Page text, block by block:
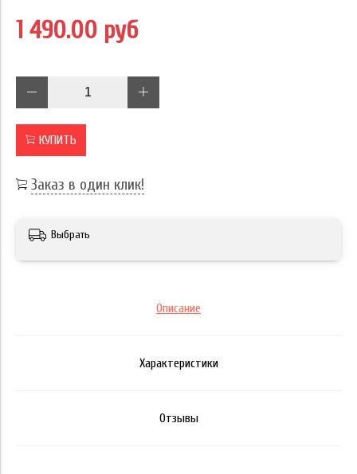
1 490.00 руб
КУПИТЬ
Заказ в один клик!
Выбрать
Описание
Характеристики
Отзывы